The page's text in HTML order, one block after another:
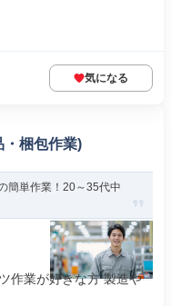
気になる
・梱包作業)
単作業！20～35代中
作業が好きな方 製造や